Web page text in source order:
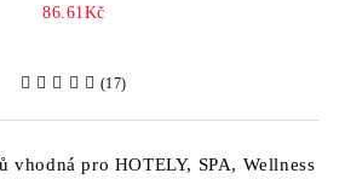
86.61Kč
(17)
vhodná pro HOTELY, SPA, Wellness